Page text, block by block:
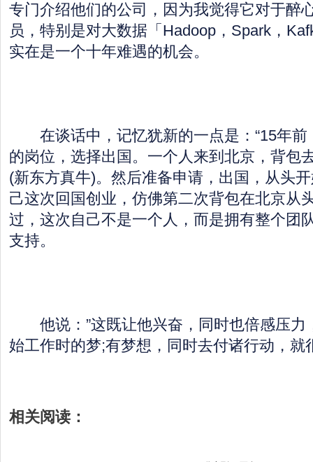
专门介绍他们的公司，因为我觉得它对于醉
员，特别是对大数据「Hadoop，Spark，
实在是一个十年难遇的机会。
在谈话中，记忆犹新的一点是：“15年前
的岗位，选择出国。一个人来到北京，背包
(新东方真牛)。然后准备申请，出国，从头
己这次回国创业，仿佛第二次背包在北京从
过，这次自己不是一个人，而是拥有整个团
支持。
他说：”这既让他兴奋，同时也倍感压力
始工作时的梦;有梦想，同时去付诸行动，就
相关阅读：